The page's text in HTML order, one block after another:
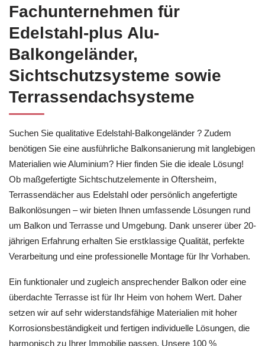
Fachunternehmen für
Edelstahl-plus Alu-
Balkongeländer,
Sichtschutzsysteme sowie
Terrassendachsysteme
Suchen Sie qualitative Edelstahl-Balkongeländer ? Zudem
benötigen Sie eine ausführliche Balkonsanierung mit langlebigen
Materialien wie Aluminium? Hier finden Sie die ideale Lösung!
Ob maßgefertigte Sichtschutzelemente in Oftersheim,
Terrassendächer aus Edelstahl oder persönlich angefertigte
Balkonlösungen – wir bieten Ihnen umfassende Lösungen rund
um Balkon und Terrasse und Umgebung. Dank unserer über 20-
jährigen Erfahrung erhalten Sie erstklassige Qualität, perfekte
Verarbeitung und eine professionelle Montage für Ihr Vorhaben.
Ein funktionaler und zugleich ansprechender Balkon oder eine
überdachte Terrasse ist für Ihr Heim von hohem Wert. Daher
setzen wir auf sehr widerstandsfähige Materialien mit hoher
Korrosionsbeständigkeit und fertigen individuelle Lösungen, die
harmonisch zu Ihrer Immobilie passen. Unsere 100 %